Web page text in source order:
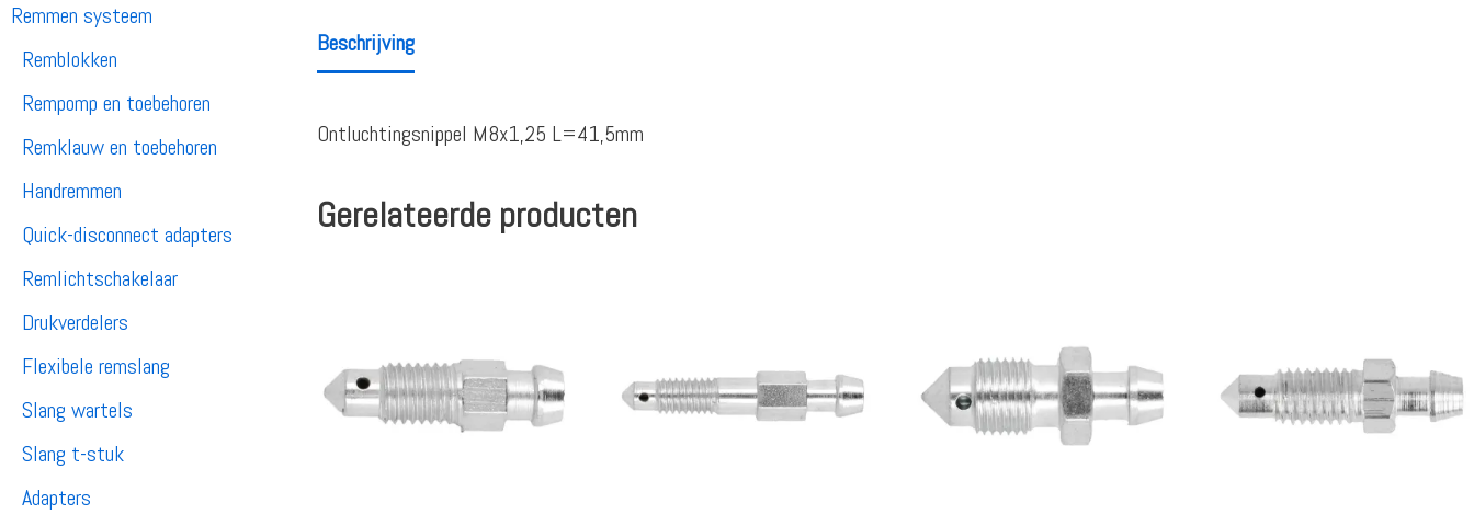
Remmen systeem
Remblokken
Rempomp en toebehoren
Remklauw en toebehoren
Handremmen
Quick-disconnect adapters
Remlichtschakelaar
Drukverdelers
Flexibele remslang
Slang wartels
Slang t-stuk
Adapters
Beschrijving
Ontluchtingsnippel M8x1,25 L=41,5mm
Gerelateerde producten